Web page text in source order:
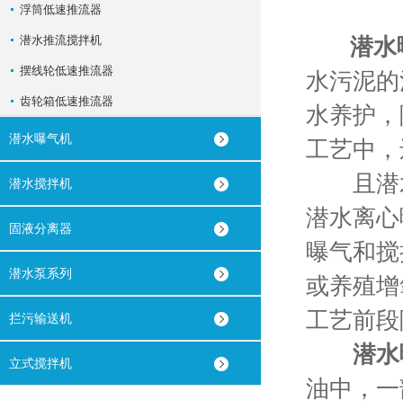
浮筒低速推流器
潜水推流搅拌机
摆线轮低速推流器
齿轮箱低速推流器
潜水曝气机
潜水搅拌机
固液分离器
潜水泵系列
拦污输送机
立式搅拌机
潜水
水污泥
水养护
工艺中
且潜水
潜水离
曝气和
或养殖
工艺前
潜
油中，